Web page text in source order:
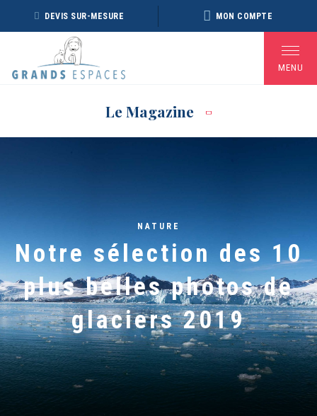
Panneau de gestion des cookies
DEVIS SUR-MESURE MON COMPTE
MENU
Le Magazine
NATURE
Notre sélection des 10
plus belles photos de
glaciers 2019